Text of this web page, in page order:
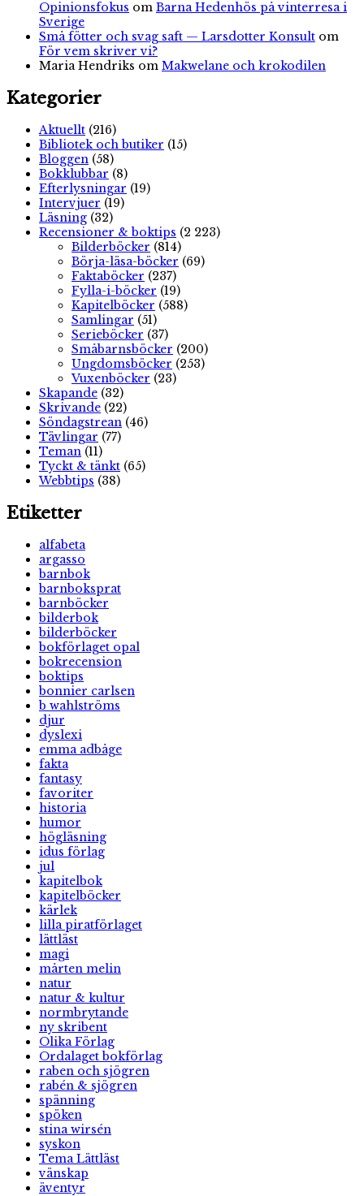
Opinionsfokus om Barna Hedenhös på vinterresa i
Sverige
Små fötter och svag saft — Larsdotter Konsult om
För vem skriver vi?
Maria Hendriks om Makwelane och krokodilen
Kategorier
Aktuellt (216)
Bibliotek och butiker (15)
Bloggen (58)
Bokklubbar (8)
Efterlysningar (19)
Intervjuer (19)
Läsning (32)
Recensioner & boktips (2 223)
Bilderböcker (814)
Börja-läsa-böcker (69)
Faktaböcker (237)
Fylla-i-böcker (19)
Kapitelböcker (588)
Samlingar (51)
Serieböcker (37)
Småbarnsböcker (200)
Ungdomsböcker (253)
Vuxenböcker (23)
Skapande (32)
Skrivande (22)
Söndagstrean (46)
Tävlingar (77)
Teman (11)
Tyckt & tänkt (65)
Webbtips (38)
Etiketter
alfabeta
argasso
barnbok
barnboksprat
barnböcker
bilderbok
bilderböcker
bokförlaget opal
bokrecension
boktips
bonnier carlsen
b wahlströms
djur
dyslexi
emma adbåge
fakta
fantasy
favoriter
historia
humor
högläsning
idus förlag
jul
kapitelbok
kapitelböcker
kärlek
lilla piratförlaget
lättläst
magi
mårten melin
natur
natur & kultur
normbrytande
ny skribent
Olika Förlag
Ordalaget bokförlag
raben och sjögren
rabén & sjögren
spänning
spöken
stina wirsén
syskon
Tema Lättläst
vänskap
äventyr